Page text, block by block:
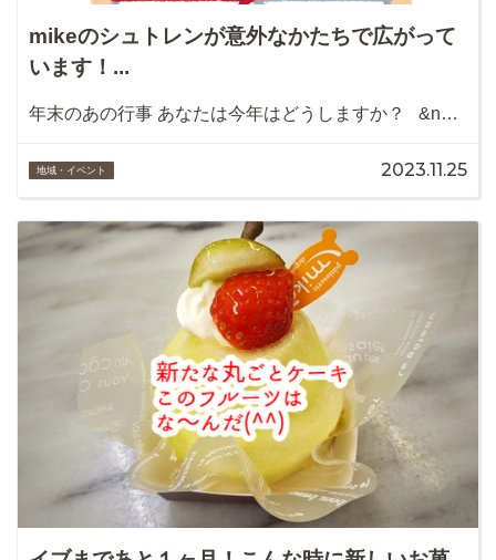
mikeのシュトレンが意外なかたちで広がって
います！...
年末のあの行事 あなたは今年はどうしますか？ &n…
地域・イベント 2023.11.25